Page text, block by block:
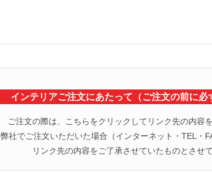
インテリアご注文にあたって（ご注文の前に必
ご注文の際は、こちらをクリックしてリンク先の内容
弊社でご注文いただいた場合（インターネット・TEL・
リンク先の内容をご了承させていたものとさせ